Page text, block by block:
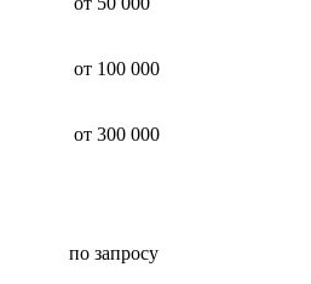
от 100 000
от 300 000
по запросу